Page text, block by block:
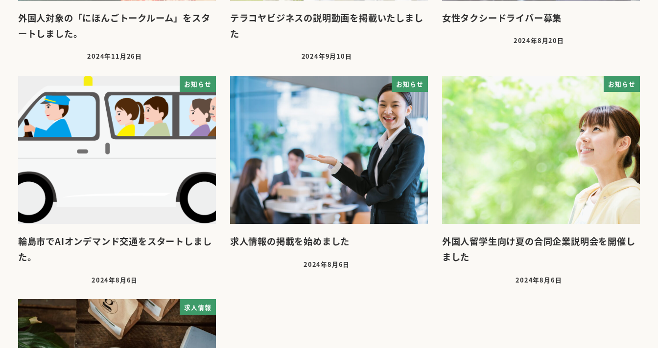
外国人対象の「にほんごトークルーム」をスタ
ートしました。
投稿日
2024年11月26日
テラコヤビジネスの説明動画を掲載いたしまし
た
投稿日
2024年9月10日
女性タクシードライバー募集
投稿日
2024年8月20日
お知らせ
輪島市でAIオンデマンド交通をスタートしまし
た。
投稿日
2024年8月6日
お知らせ
求人情報の掲載を始めました
投稿日
2024年8月6日
お知らせ
外国人留学生向け夏の合同企業説明会を開催し
ました
投稿日
2024年8月6日
求人情報